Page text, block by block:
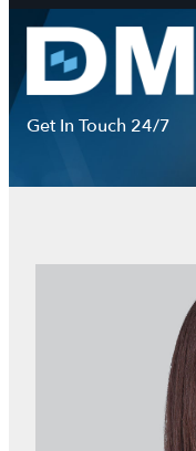
Saltar
contenido
Get In Touch 24/7